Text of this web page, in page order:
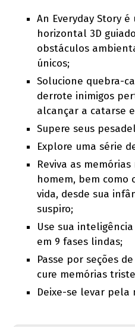
An Everyday Story
horizontal 3D
obstáculos
únicos;
Solucione quebra-
derrote inimigos
alcançar a catarse
Supere seus
Explore uma série
Reviva as
homem, bem como
vida, desde sua
suspiro;
Use sua
em 9 fases lindas;
Passe por seções
cure memórias
Deixe-se levar pela